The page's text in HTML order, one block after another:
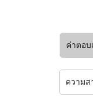
ค่าตอ
ความส